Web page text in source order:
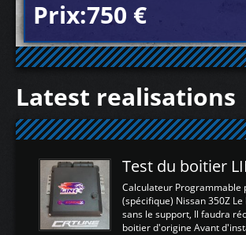
Prix:750 €
Latest realisations
Calculateur Programmable
(spécifique) Nissan 350Z
sans le support, Il faudra
boitier d'origine Avant